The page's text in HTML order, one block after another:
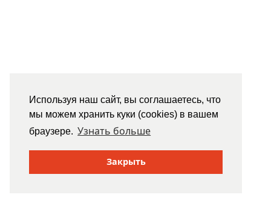
Используя наш сайт, вы соглашаетесь, что
мы можем хранить куки (cookies) в вашем
браузере. Узнать больше
Закрыть